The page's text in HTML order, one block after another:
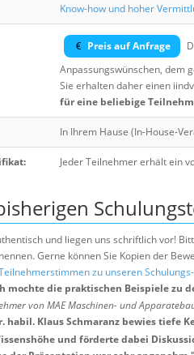
Know-how und hoher
Preis auf Anfrage
Anpassungswünschen, dem
Sie erhalten daher einen
für eine beliebige
In Ihrem Hause (In-House-
Jeder Teilnehmer erhält ein
und liegen uns schriftlich vor!
Gerne können Sie Kopien der
zu unseren
mochte die praktischen Beispiele zu
von MAE Maschinen- und
habil. Klaus Schmaranz bewies tiefe
und förderte dabei